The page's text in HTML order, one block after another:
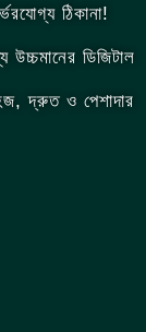
ঠিকানা!
ডিজিটাল
দ্রুত ও পেশাদার